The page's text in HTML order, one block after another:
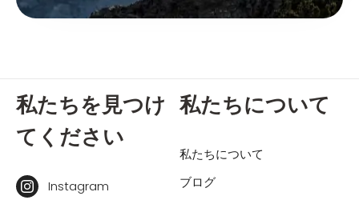
私たちを見つけ
てください
Instagram
私たちについて
私たちについて
ブログ